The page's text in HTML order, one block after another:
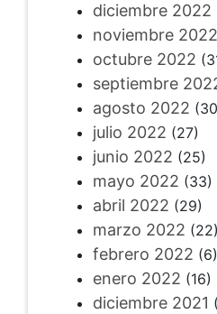
diciembre 2022
noviembre 2022
octubre 2022
septiembre
agosto 2022
julio 2022 (27)
junio 2022 (25)
mayo 2022 (33)
abril 2022 (29)
marzo 2022 (22)
febrero 2022 (6)
enero 2022 (16)
diciembre 2021